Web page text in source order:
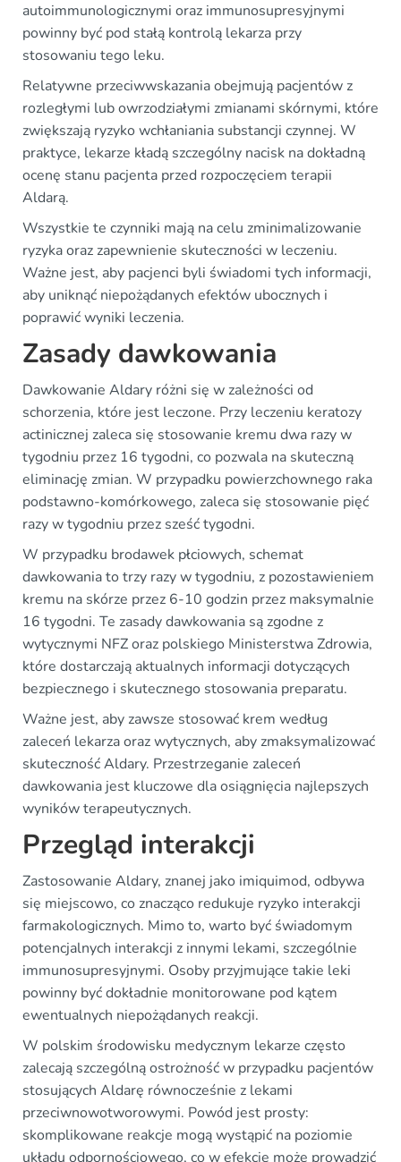
autoimmunologicznymi oraz immunosupresyjnymi
powinny być pod stałą kontrolą lekarza przy
stosowaniu tego leku.
Relatywne przeciwwskazania obejmują pacjentów z
rozległymi lub owrzodziałymi zmianami skórnymi, które
zwiększają ryzyko wchłaniania substancji czynnej. W
praktyce, lekarze kładą szczególny nacisk na dokładną
ocenę stanu pacjenta przed rozpoczęciem terapii
Aldarą.
Wszystkie te czynniki mają na celu zminimalizowanie
ryzyka oraz zapewnienie skuteczności w leczeniu.
Ważne jest, aby pacjenci byli świadomi tych informacji,
aby uniknąć niepożądanych efektów ubocznych i
poprawić wyniki leczenia.
Zasady dawkowania
Dawkowanie Aldary różni się w zależności od
schorzenia, które jest leczone. Przy leczeniu keratozy
actinicznej zaleca się stosowanie kremu dwa razy w
tygodniu przez 16 tygodni, co pozwala na skuteczną
eliminację zmian. W przypadku powierzchownego raka
podstawno-komórkowego, zaleca się stosowanie pięć
razy w tygodniu przez sześć tygodni.
W przypadku brodawek płciowych, schemat
dawkowania to trzy razy w tygodniu, z pozostawieniem
kremu na skórze przez 6-10 godzin przez maksymalnie
16 tygodni. Te zasady dawkowania są zgodne z
wytycznymi NFZ oraz polskiego Ministerstwa Zdrowia,
które dostarczają aktualnych informacji dotyczących
bezpiecznego i skutecznego stosowania preparatu.
Ważne jest, aby zawsze stosować krem według
zaleceń lekarza oraz wytycznych, aby zmaksymalizować
skuteczność Aldary. Przestrzeganie zaleceń
dawkowania jest kluczowe dla osiągnięcia najlepszych
wyników terapeutycznych.
Przegląd interakcji
Zastosowanie Aldary, znanej jako imiquimod, odbywa
się miejscowo, co znacząco redukuje ryzyko interakcji
farmakologicznych. Mimo to, warto być świadomym
potencjalnych interakcji z innymi lekami, szczególnie
immunosupresyjnymi. Osoby przyjmujące takie leki
powinny być dokładnie monitorowane pod kątem
ewentualnych niepożądanych reakcji.
W polskim środowisku medycznym lekarze często
zalecają szczególną ostrożność w przypadku pacjentów
stosujących Aldarę równocześnie z lekami
przeciwnowotworowymi. Powód jest prosty:
skomplikowane reakcje mogą wystąpić na poziomie
układu odpornościowego, co w efekcie może prowadzić